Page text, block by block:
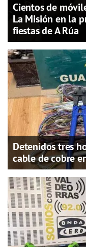
Cientos de
La Misión en la
fiestas de A Rúa
Detenidos tres
cable de cobre